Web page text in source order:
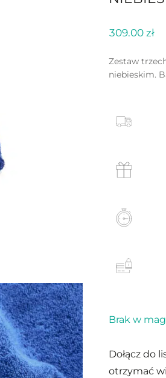
309.00zł
Zestaw
niebieskim.
Brak w
Dołącz do
otrzymać